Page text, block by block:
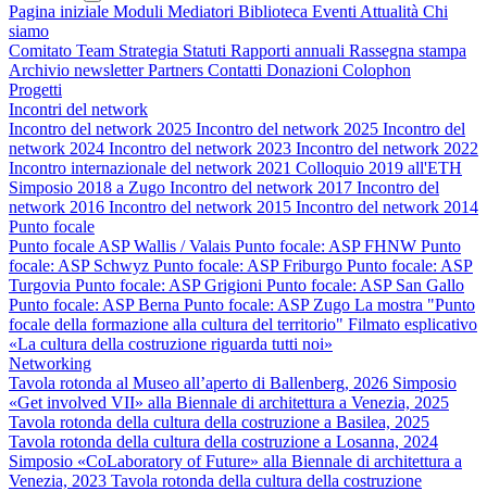
Pagina iniziale Moduli Mediatori Biblioteca Eventi Attualità Chi
siamo
Comitato Team Strategia Statuti Rapporti annuali Rassegna stampa
Archivio newsletterPartners Contatti Donazioni Colophon
Progetti
Incontri del network
Incontro del network 2025 Incontro del network 2025 Incontro del
network 2024 Incontro del network 2023 Incontro del network 2022
Incontro internazionale del network 2021 Colloquio 2019 all'ETH
Simposio 2018 a Zugo Incontro del network 2017 Incontro del
network 2016 Incontro del network 2015 Incontro del network 2014
Punto focale
Punto focale ASP Wallis / Valais Punto focale: ASP FHNW Punto
focale: ASP Schwyz Punto focale: ASP Friburgo Punto focale: ASP
Turgovia Punto focale: ASP Grigioni Punto focale: ASP San Gallo
Punto focale: ASP Berna Punto focale: ASP Zugo La mostra "Punto
focale della formazione alla cultura del territorio" Filmato esplicativo
«La cultura della costruzione riguarda tutti noi»
Networking
Tavola rotonda al Museo all’aperto di Ballenberg, 2026 Simposio
«Get involved VII» alla Biennale di architettura a Venezia, 2025
Tavola rotonda della cultura della costruzione a Basilea, 2025
Tavola rotonda della cultura della costruzione a Losanna, 2024
Simposio «CoLaboratory of Future» alla Biennale di architettura a
Venezia, 2023 Tavola rotonda della cultura della costruzione